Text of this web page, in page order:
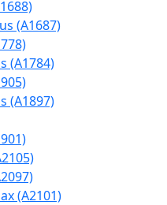
(A1687)
(A1784)
(A1897)
(A2101)